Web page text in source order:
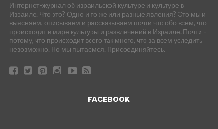
Интернет-журнал об израильской культуре и культуре в
Израиле. Что это? Одно и то же или разные явления? Это мы и
выясняем, описываем и рассказываем почти что обо всем, что
происходит в мире культуры и развлечений в Израиле. Почти -
потому, что происходит всего так много, что за всем уследить
невозможно. Но мы пытаемся. Присоединяйтесь.
FACEBOOK